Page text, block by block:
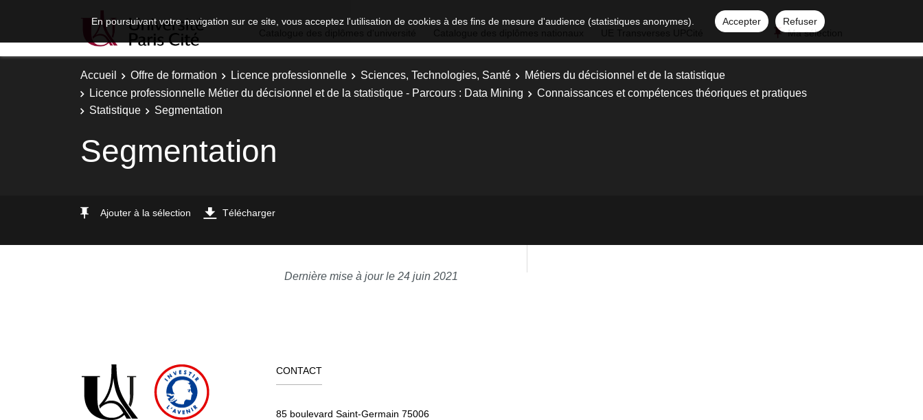
En poursuivant votre navigation sur ce site, vous acceptez l'utilisation de cookies à des fins de mesure d'audience (statistiques anonymes). Accepter
Refuser
Ma sélection
Accueil Offre de formation Licence professionnelle Sciences, Technologies, Santé
Métiers du décisionnel et de la statistique
Licence professionnelle Métier du décisionnel et de la statistique - Parcours : Data Mining
Connaissances et compétences théoriques et pratiques
Statistique
Segmentation
Segmentation
Ajouter à la sélection Télécharger
Dernière mise à jour le 24 juin 2021
CONTACT
85 boulevard Saint-Germain 75006